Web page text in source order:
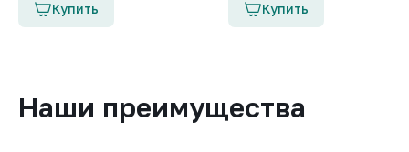
Купить Купить
Наши преимущества